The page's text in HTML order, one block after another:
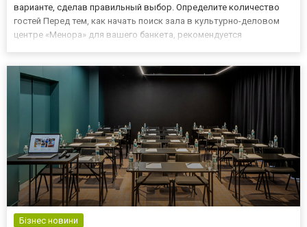
варианте, сделав правильный выбор. Определите количество
гостей Перед тем, как начать поиск зала в культурно-деловом
центре «Менора» для вашего банкета, рекомендуется
ти...
Бізнес новини